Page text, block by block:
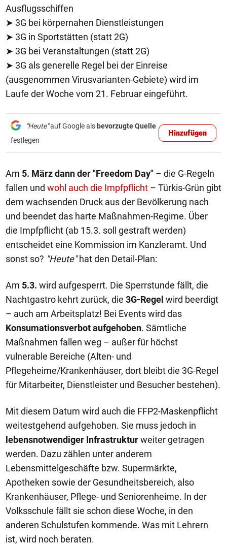
Ausflugsschiffen
➤ 3G bei körpernahen Dienstleistungen
➤ 3G in Sportstätten (statt 2G)
➤ 3G bei Veranstaltungen (statt 2G)
➤ 3G als generelle Regel bei der Einreise
(ausgenommen Virusvarianten-Gebiete) wird im
Laufe der Woche vom 21. Februar eingeführt.
"Heute"auf Google als bevorzugte Quelle
festlegen
Hinzufügen
Am 5. März dann der "Freedom Day" – die G-Regeln
fallen und wohl auch die Impfpflicht – Türkis-Grün gibt
dem wachsenden Druck aus der Bevölkerung nach
und beendet das harte Maßnahmen-Regime. Über
die Impfpflicht (ab 15.3. soll gestraft werden)
entscheidet eine Kommission im Kanzleramt. Und
sonst so? "Heute"hat den Detail-Plan:
Am 5.3. wird aufgesperrt. Die Sperrstunde fällt, die
Nachtgastro kehrt zurück, die 3G-Regel wird beerdigt
– auch am Arbeitsplatz! Bei Events wird das
Konsumationsverbot aufgehoben. Sämtliche
Maßnahmen fallen weg – außer für höchst
vulnerable Bereiche (Alten- und
Pflegeheime/Krankenhäuser, dort bleibt die 3G-Regel
für Mitarbeiter, Dienstleister und Besucher bestehen).
Mit diesem Datum wird auch die FFP2-Maskenpflicht
weitestgehend aufgehoben. Sie muss jedoch in
lebensnotwendiger Infrastrukturweiter getragen
werden. Dazu zählen unter anderem
Lebensmittelgeschäfte bzw. Supermärkte,
Apotheken sowie der Gesundheitsbereich, also
Krankenhäuser, Pflege- und Seniorenheime. In der
Volksschule fällt sie schon diese Woche, in den
anderen Schulstufen kommende. Was mit Lehrern
ist, wird noch beraten.